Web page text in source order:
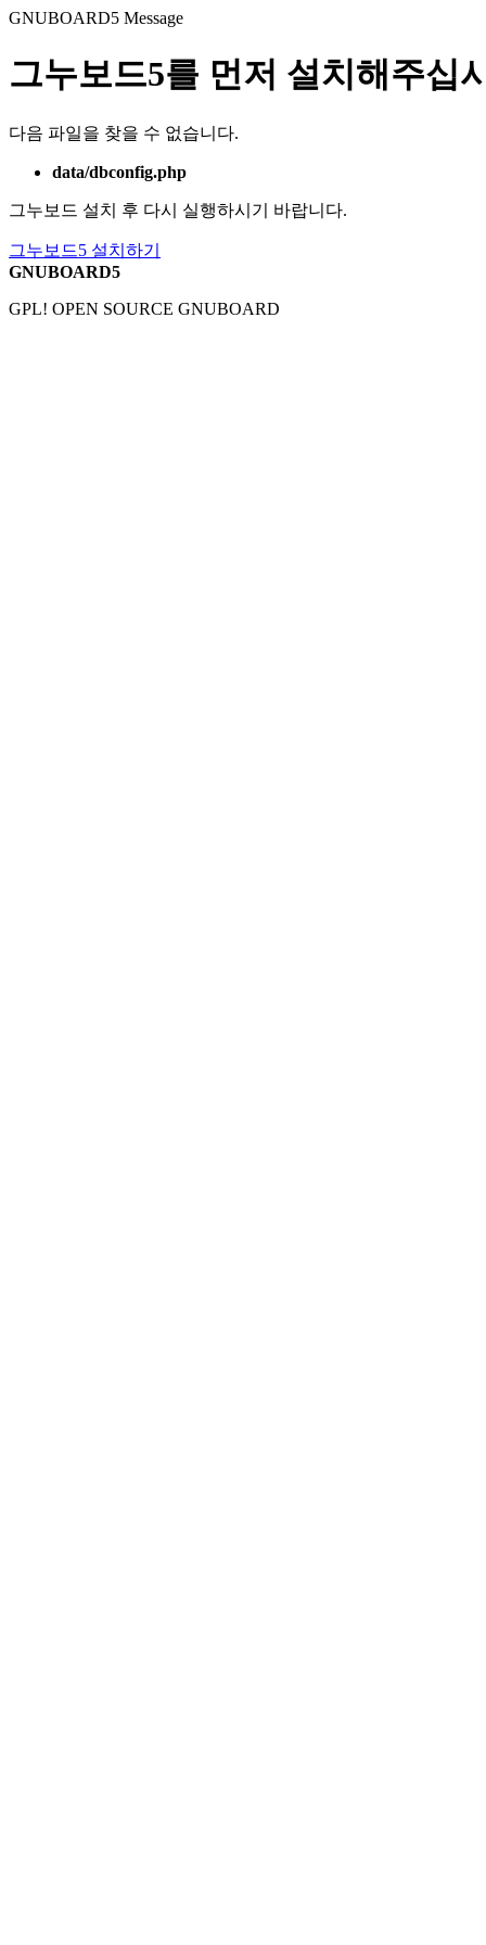
GNUBOARD5 Message
그누보드5를 먼저 설치해주십
다음 파일을 찾을 수 없습니다.
data/dbconfig.php
그누보드 설치 후 다시 실행하시기 바랍니다.
그누보드5 설치하기
GNUBOARD5
GPL! OPEN SOURCE GNUBOARD